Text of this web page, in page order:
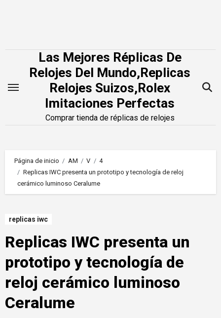
Las Mejores Réplicas De
Relojes Del Mundo,Replicas
Relojes Suizos,Rolex
Imitaciones Perfectas
Comprar tienda de réplicas de relojes
Página de inicio AM V
4
Replicas IWC presenta un prototipo y tecnología de reloj
cerámico luminoso Ceralume
replicas iwc
Replicas IWC presenta un
prototipo y tecnología de
reloj cerámico luminoso
Ceralume